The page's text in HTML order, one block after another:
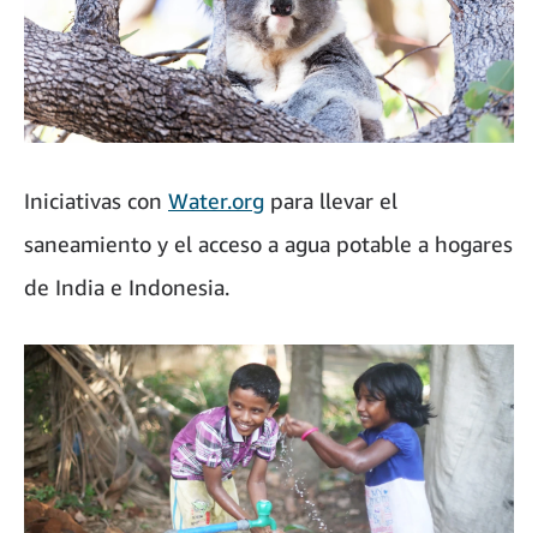
Iniciativas con Water.org para llevar el
saneamiento y el acceso a agua potable a hogares
de India e Indonesia.